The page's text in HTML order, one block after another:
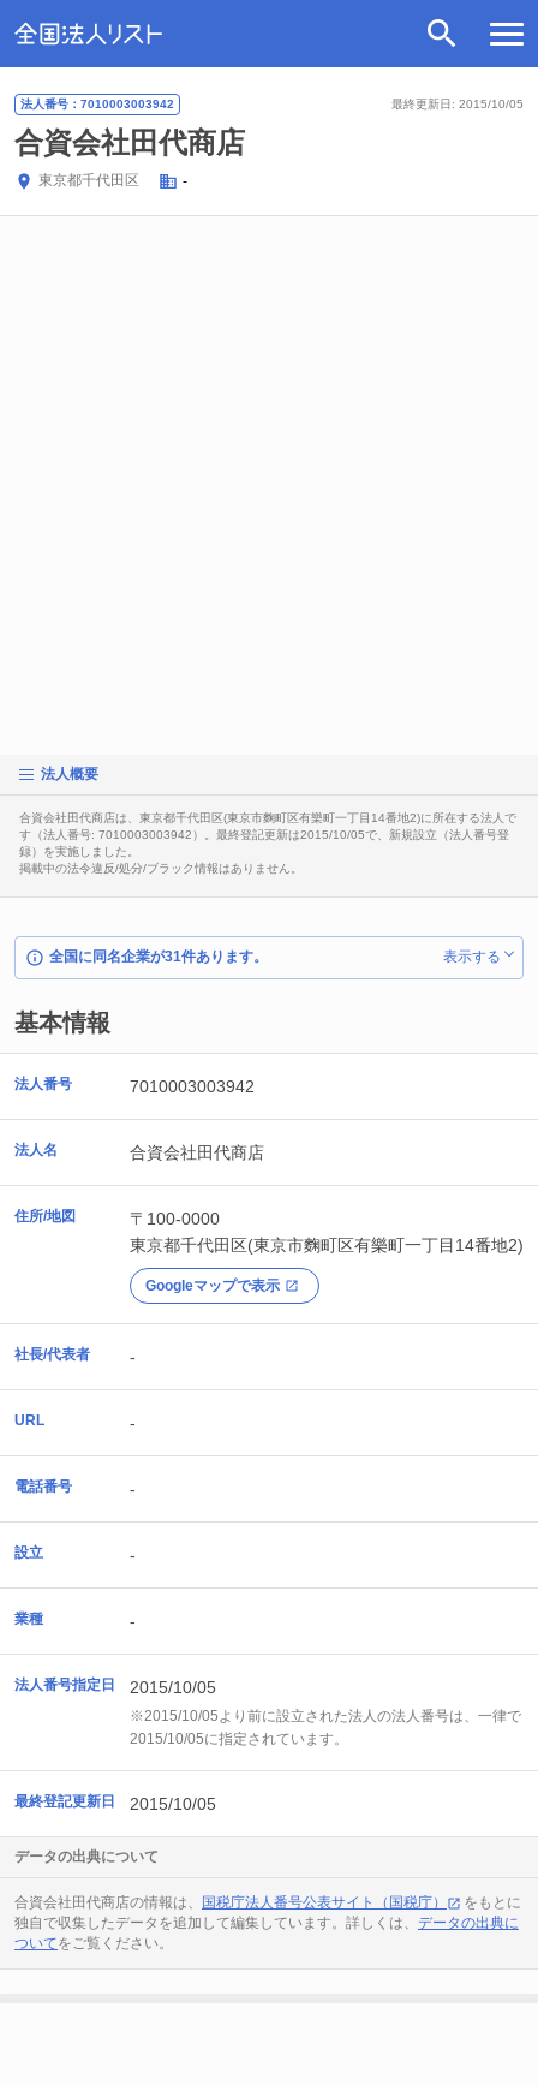
最終更新日: 2015/10/05
法人番号：7010003003942
合資会社田代商店
東京都千代田区 -
法人概要
合資会社田代商店は、東京都千代田区(東京市麴町区有樂町一丁目14番地2)に所在する法人で
す（法人番号: 7010003003942）。最終登記更新は2015/10/05で、新規設立（法人番号登
録）を実施しました。
掲載中の法令違反/処分/ブラック情報はありません。
全国に同名企業が31件あります。 表示する
基本情報
法人番号 7010003003942
法人名 合資会社田代商店
住所/地図
〒100-0000
東京都千代田区(東京市麴町区有樂町一丁目14番地2)
Googleマップで表示
社長/代表者 -
URL -
電話番号 -
設立 -
業種 -
法人番号指定日 2015/10/05
※2015/10/05より前に設立された法人の法人番号は、一律で
2015/10/05に指定されています。
最終登記更新日 2015/10/05
データの出典について
合資会社田代商店の情報は、 国税庁法人番号公表サイト（国税庁）
をもとに
独自で収集したデータを追加して編集しています。詳しくは、 データの出典に
ついてをご覧ください。